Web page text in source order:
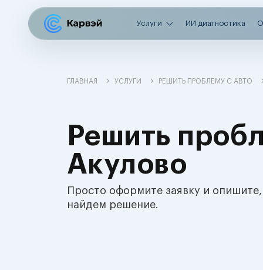
Услуги ИИ диагностика
ГЛАВНАЯ УСЛУГИ РЕШИТЬ ПРОБЛЕМУ С АВТО
Решить
Акулово
Просто оформите заявку и
найдем решение.